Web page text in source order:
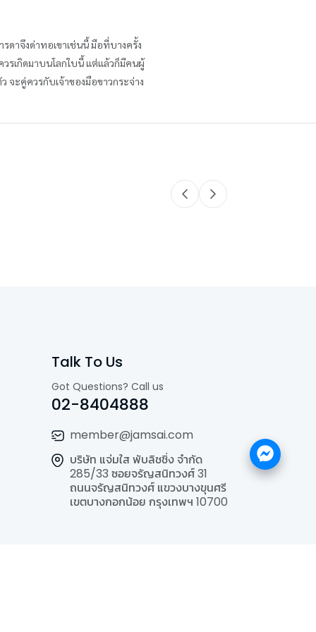
รดาจึงด่าทอเขาเช่นนี้ มือที่บางครั้ง
รเกิดมาบนโลกใบนี้ แต่แล้วก็มีคนผู้
จะคู่ควรกับเจ้าของมือขาวกระจ่าง
Talk To Us
Got Questions? Call us
02-8404888
member@jamsai.com
บริษัท แจ่มใส พับลิชชิ่ง จำกัด
285/33 ซอยจรัญสนิทวงศ์ 31
ถนนจรัญสนิทวงศ์ แขวงบางขุนศรี
เขตบางกอกน้อย กรุงเทพฯ 10700